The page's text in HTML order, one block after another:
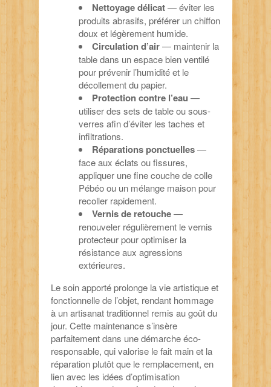
Nettoyage délicat— éviter les
produits abrasifs, préférer un chiffon
doux et légèrement humide.
Circulation d’air— maintenir la
table dans un espace bien ventilé
pour prévenir l’humidité et le
décollement du papier.
Protection contre l’eau —
utiliser des sets de table ou sous-
verres afin d’éviter les taches et
infiltrations.
Réparations ponctuelles—
face aux éclats ou fissures,
appliquer une fine couche de colle
Pébéo ou un mélange maison pour
recoller rapidement.
Vernis de retouche—
renouveler régulièrement le vernis
protecteur pour optimiser la
résistance aux agressions
extérieures.
Le soin apporté prolonge la vie artistique et
fonctionnelle de l’objet, rendant hommage
à un artisanat traditionnel remis au goût du
jour. Cette maintenance s’insère
parfaitement dans une démarche éco-
responsable, qui valorise le fait main et la
réparation plutôt que le remplacement, en
lien avec les idées d’optimisation